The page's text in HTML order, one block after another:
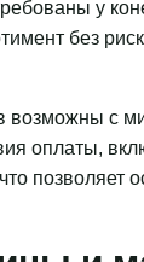
у
без
возможны с
оплаты,
позволяет